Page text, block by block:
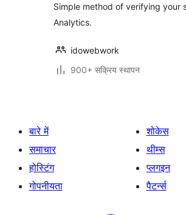
Simple method of verifying your
Analytics.
idowebwork
900+ सक्रिय स्थापन
बारे में
समाचार
होस्टिंग
गोपनीयता
शोकेस
थीम्स
प्लगइन
पैटर्न्स